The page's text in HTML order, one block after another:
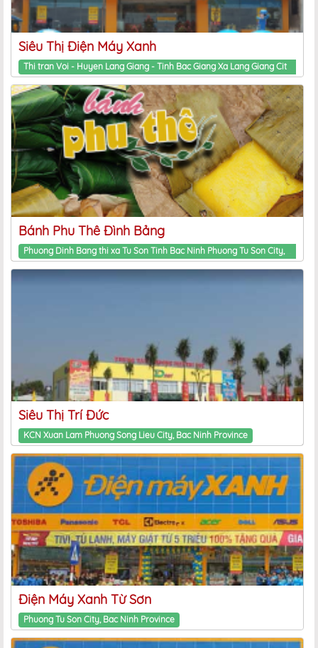
Siêu Thị Điện Máy Xanh
Thi tran Voi - Huyen Lang Giang - Tinh Bac Giang Xa Lang Giang City, Bac Ninh Province
Bánh Phu Thê Đình Bảng
Phuong Dinh Bang thi xa Tu Son Tinh Bac Ninh Phuong Tu Son City, Bac Ninh Province
Siêu Thị Trí Đức
KCN Xuan Lam Phuong Song Lieu City, Bac Ninh Province
Điện Máy Xanh Từ Sơn
Phuong Tu Son City, Bac Ninh Province